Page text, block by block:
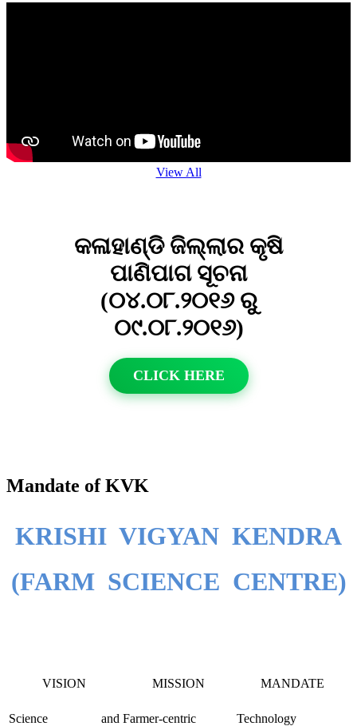
View All
କଳାହାଣ୍ଡି ଜିଲ୍ଲାର କୃଷି
ପାଣିପାଗ ସୂଚନା
(୦୪.୦୮.୨୦୧୬ ରୁ
୦୯.୦୮.୨୦୧୬)
CLICK HERE
Mandate of KVK
KRISHI VIGYAN KENDRA
(FARM SCIENCE CENTRE)
VISION
Science and
MISSION
Farmer-centric
MANDATE
Technology